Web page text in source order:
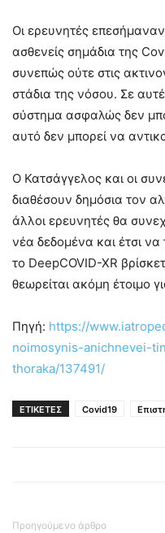
Οι ερευνητές
ασθενείς σημάδια της
συνεπώς ούτε στις
στάδια της νόσου. Σε
σύστημα ασφαλώς δεν
αυτό δεν μπορεί να
Ο Κατσάγγελος και οι
διαθέσουν δημόσια τον
άλλοι ερευνητές θα
νέα δεδομένα και έτσι
το DeepCOVID-XR
θεωρείται ακόμη έτοιμο
Πηγή: https://
noimosynis-anichnevei-
thoraka/137491/
ΕΤΙΚΕΤΕΣ Covid19
Προηγούμενο άρθρο